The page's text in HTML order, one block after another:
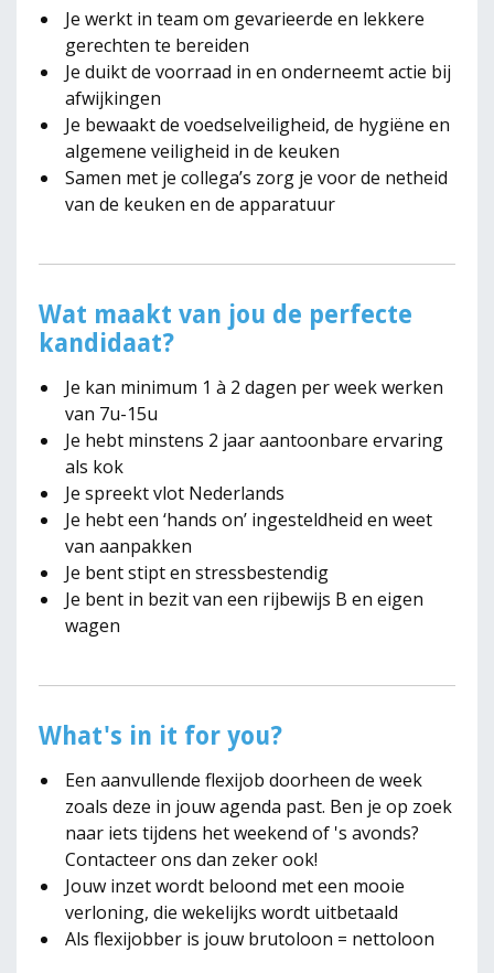
Je werkt in team om gevarieerde en lekkere
gerechten te bereiden
Je duikt de voorraad in en onderneemt actie bij
afwijkingen
Je bewaakt de voedselveiligheid, de hygiëne en
algemene veiligheid in de keuken
Samen met je collega’s zorg je voor de netheid
van de keuken en de apparatuur
Wat maakt van jou de perfecte
kandidaat?
Je kan minimum 1 à 2 dagen per week werken
van 7u-15u
Je hebt minstens 2 jaar aantoonbare ervaring
als kok
Je spreekt vlot Nederlands
Je hebt een ‘hands on’ ingesteldheid en weet
van aanpakken
Je bent stipt en stressbestendig
Je bent in bezit van een rijbewijs B en eigen
wagen
What's in it for you?
Een aanvullende flexijob doorheen de week
zoals deze in jouw agenda past. Ben je op zoek
naar iets tijdens het weekend of 's avonds?
Contacteer ons dan zeker ook!
Jouw inzet wordt beloond met een mooie
verloning, die wekelijks wordt uitbetaald
Als flexijobber is jouw brutoloon = nettoloon